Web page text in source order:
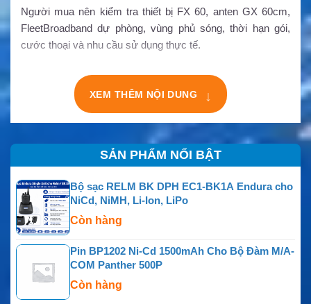
Người mua nên kiểm tra thiết bị FX 60, anten GX 60cm,
FleetBroadband dự phòng, vùng phủ sóng, thời hạn gói,
cước thoại và nhu cầu sử dụng thực tế.
XEM THÊM NỘI DUNG ↓
SẢN PHẨM NỔI BẬT
Bộ sạc RELM BK DPH EC1-BK1A Endura cho
NiCd, NiMH, Li-Ion, LiPo
Còn hàng
Pin BP1202 Ni-Cd 1500mAh Cho Bộ Đàm M/A-
COM Panther 500P
Còn hàng